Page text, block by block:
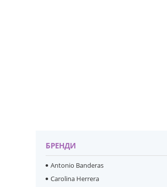
БРЕНДИ
Antonio Banderas
Carolina Herrera